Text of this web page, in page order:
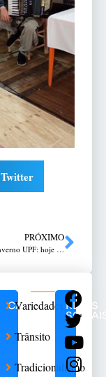
Twitter
PRÓXIMO
Vestibular de Inverno UPF: hoje (16) é o último dia de inscrições para a prova presencial
CATEGORIAS
Variedades
Trânsito
Tradicionalismo
REDES